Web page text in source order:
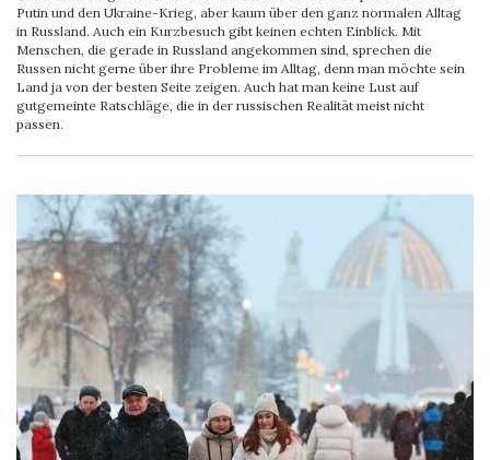
Putin und den Ukraine-Krieg, aber kaum über den ganz normalen Alltag
in Russland. Auch ein Kurzbesuch gibt keinen echten Einblick. Mit
Menschen, die gerade in Russland angekommen sind, sprechen die
Russen nicht gerne über ihre Probleme im Alltag, denn man möchte sein
Land ja von der besten Seite zeigen. Auch hat man keine Lust auf
gutgemeinte Ratschläge, die in der russischen Realität meist nicht
passen.